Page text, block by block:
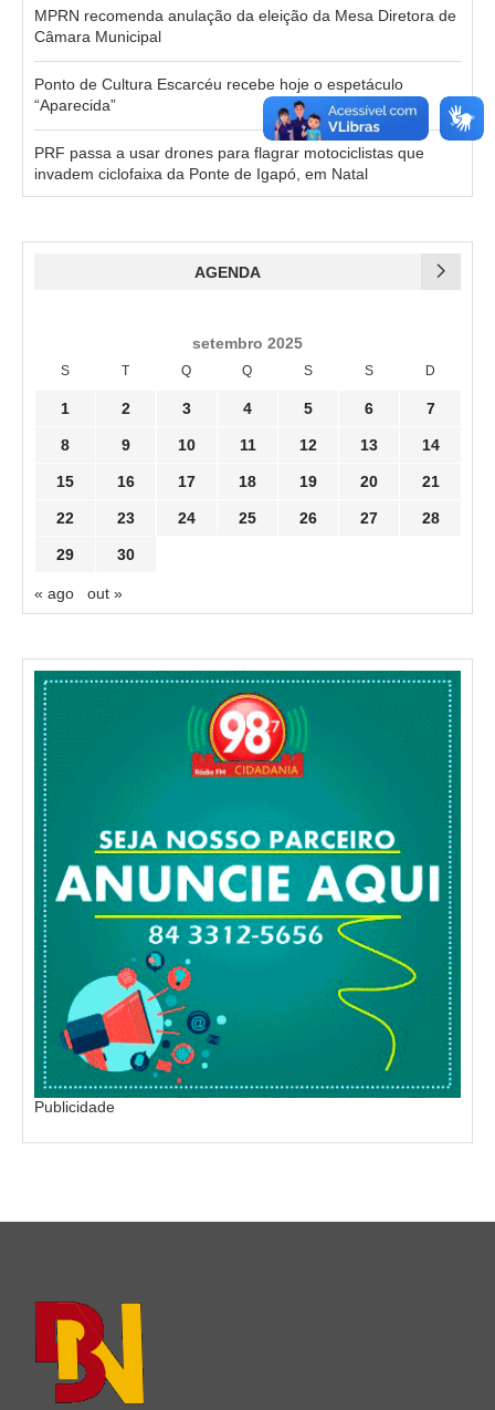
MPRN recomenda anulação da eleição da Mesa Diretora de
Câmara Municipal
Ponto de Cultura Escarcéu recebe hoje o espetáculo
“Aparecida”
PRF passa a usar drones para flagrar motociclistas que
invadem ciclofaixa da Ponte de Igapó, em Natal
AGENDA
setembro 2025
S T Q Q S S D
1 2 3 4 5 6 7
8 9 10 11 12 13 14
15 16 17 18 19 20 21
22 23 24 25 26 27 28
29 30
« ago out »
Publicidade